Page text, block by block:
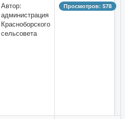
Автор:
администрация
Красноборского
сельсовета
Просмотров: 578